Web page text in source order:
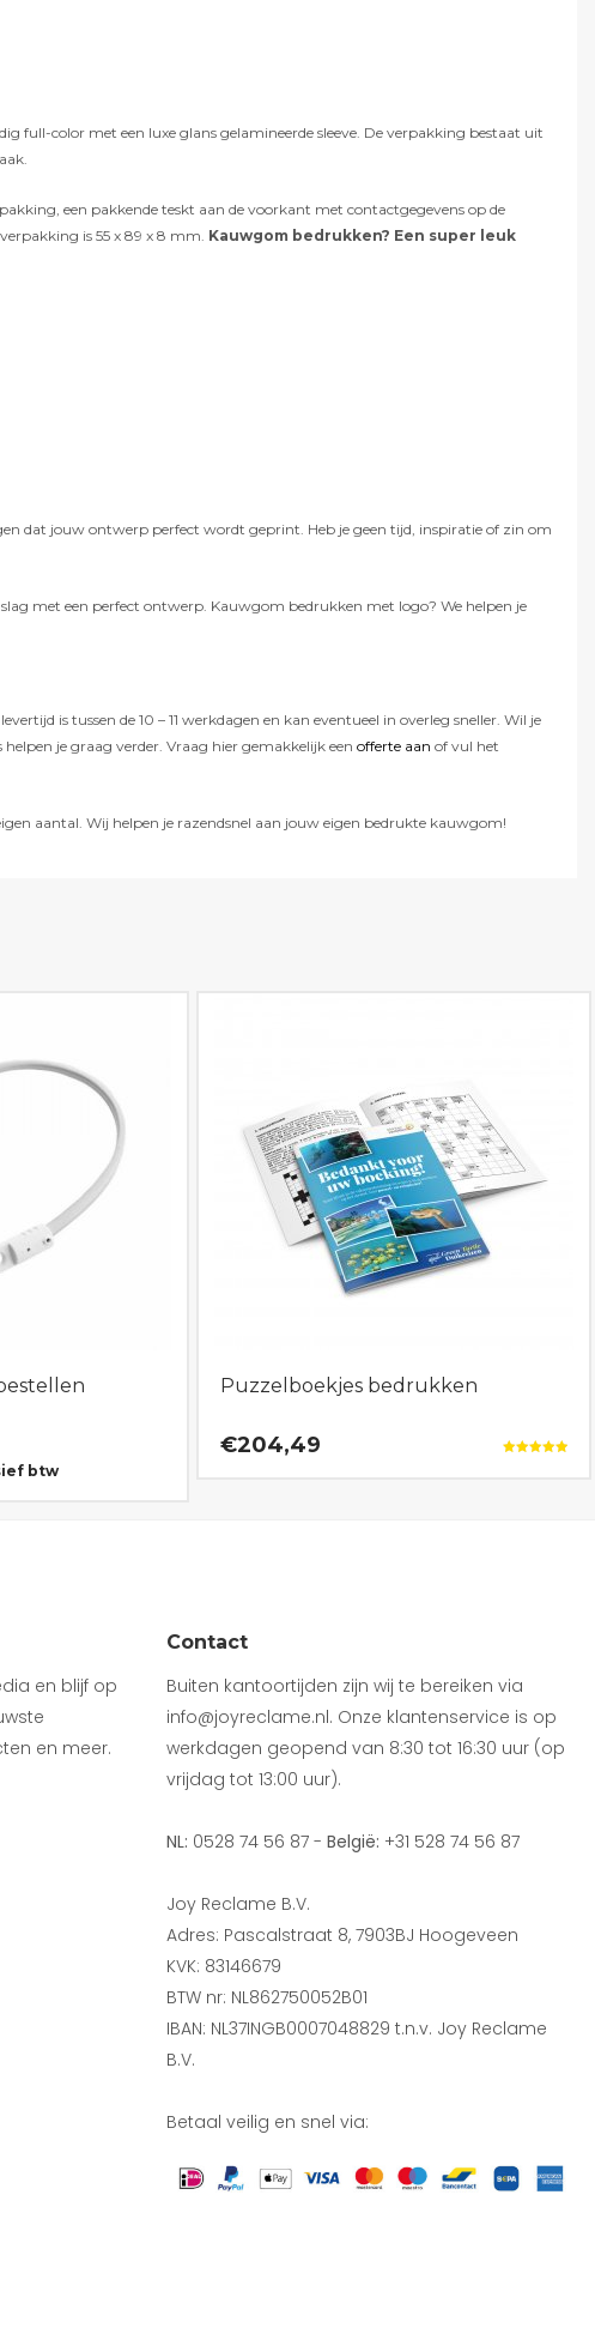
full-color met een luxe glans gelamineerde sleeve. De verpakking bestaat uit
een pakkende teskt aan de voorkant met contactgegevens op de
is 55 x 89 x 8 mm. Kauwgom bedrukken? Een super leuk
dat jouw ontwerp perfect wordt geprint. Heb je geen tijd, inspiratie of zin om
met een perfect ontwerp. Kauwgom bedrukken met logo? We helpen je
is tussen de 10 – 11 werkdagen en kan eventueel in overleg sneller. Wil je
je graag verder. Vraag hier gemakkelijk een offerte aan of vul het
aantal. Wij helpen je razendsnel aan jouw eigen bedrukte kauwgom!
btw
Puzzelboekjes bedrukken
€204,49
en blijf op
en meer.
Contact
Buiten kantoortijden zijn wij te bereiken via
info@joyreclame.nl. Onze klantenservice is op
werkdagen geopend van 8:30 tot 16:30 uur (op
vrijdag tot 13:00 uur).
NL: 0528 74 56 87 - België: +31 528 74 56 87
Joy Reclame B.V.
Adres: Pascalstraat 8, 7903BJ Hoogeveen
KVK: 83146679
BTW nr: NL862750052B01
IBAN: NL37INGB0007048829 t.n.v. Joy Reclame
B.V.
Betaal veilig en snel via: